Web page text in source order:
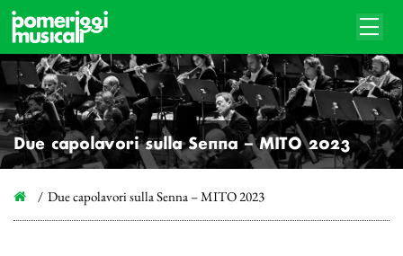
Due capolavori sulla Senna – MITO 2023
Due capolavori sulla Senna – MITO 2023